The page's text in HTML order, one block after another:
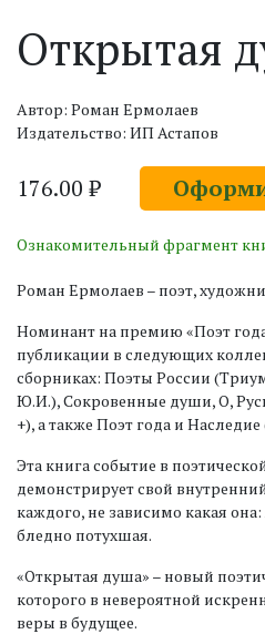
Открытая
Автор: Роман Ермолаев
Издательство: ИП Астапов
176.00 ₽
Ознакомительный фрагмент
Роман Ермолаев – поэт,
Номинант на премию «Поэт
публикации в следующих
сборниках: Поэты России
Ю.И.), Сокровенные души, О,
+), а также Поэт года и
Эта книга событие в
демонстрирует свой
каждого, не зависимо какая
бледно потухшая.
«Открытая душа» – новый
которого в невероятной
веры в будущее.